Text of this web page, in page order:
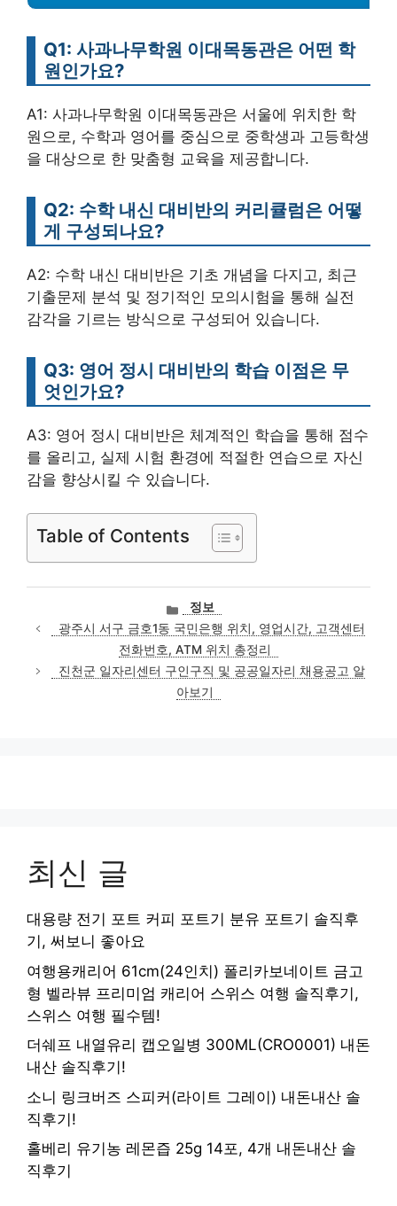
Q1: 사과나무학원 이대목동관은 어떤 학
원인가요?
A1: 사과나무학원 이대목동관은 서울에 위치한 학
원으로, 수학과 영어를 중심으로 중학생과 고등학생
을 대상으로 한 맞춤형 교육을 제공합니다.
Q2: 수학 내신 대비반의 커리큘럼은 어떻
게 구성되나요?
A2: 수학 내신 대비반은 기초 개념을 다지고, 최근
기출문제 분석 및 정기적인 모의시험을 통해 실전
감각을 기르는 방식으로 구성되어 있습니다.
Q3: 영어 정시 대비반의 학습 이점은 무
엇인가요?
A3: 영어 정시 대비반은 체계적인 학습을 통해 점수
를 올리고, 실제 시험 환경에 적절한 연습으로 자신
감을 향상시킬 수 있습니다.
Table of Contents
카
테
고
리
정보
광주시 서구 금호1동 국민은행 위치, 영업시간, 고객센터
전화번호, ATM 위치 총정리
진천군 일자리센터 구인구직 및 공공일자리 채용공고 알
아보기
최신 글
대용량 전기 포트 커피 포트기 분유 포트기 솔직후
기, 써보니 좋아요
여행용캐리어 61cm(24인치) 폴리카보네이트 금고
형 벨라뷰 프리미엄 캐리어 스위스 여행 솔직후기,
스위스 여행 필수템!
더쉐프 내열유리 캡오일병 300ML(CRO0001) 내돈
내산 솔직후기!
소니 링크버즈 스피커(라이트 그레이) 내돈내산 솔
직후기!
홀베리 유기농 레몬즙 25g 14포, 4개 내돈내산 솔
직후기